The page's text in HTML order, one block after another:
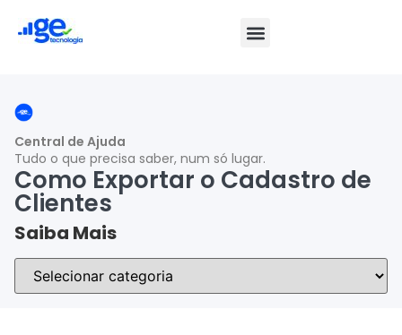
Central de Ajuda
Tudo o que precisa saber, num só lugar.
Como Exportar o Cadastro de
Clientes
Saiba Mais